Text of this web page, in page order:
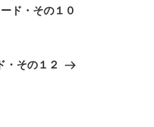
ド・その１０
・その１２